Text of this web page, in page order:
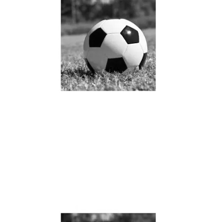
JRS直播JRS直播钟诚的成
长之路：从普通少年到卓
越领袖的蜕变与启示